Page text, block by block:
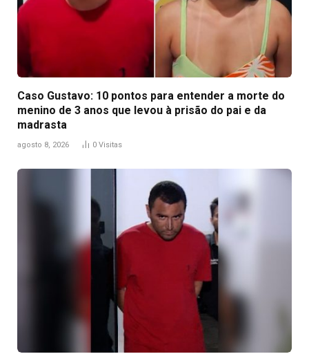
Caso Gustavo: 10 pontos para entender a morte do
menino de 3 anos que levou à prisão do pai e da
madrasta
agosto 8, 2026 0 Visitas